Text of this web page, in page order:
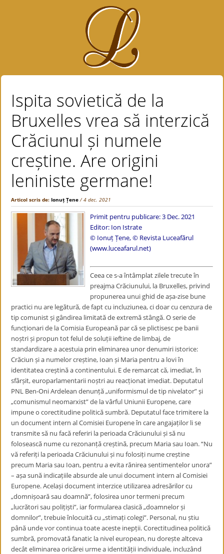
Ispita sovietică de la
Bruxelles vrea să interzică
Crăciunul și numele
creștine. Are origini
leniniste germane!
Articol scris de:Ionuț Țene / 4 dec. 2021
Primit pentru publicare: 3 Dec. 2021
Editor: Ion Istrate
© Ionuț Țene, © Revista Luceafărul
(www.luceafarul.net)
Ceea ce s-a întâmplat zilele trecute în
preajma Crăciunului, la Bruxelles, privind
propunerea unui ghid de așa-zise bune
practici nu are legătură, de fapt cu incluziunea, ci doar cu cenzura de
tip comunist și gândirea limitată de extremă stângă. O serie de
funcționari de la Comisia Europeană par că se plictisesc pe banii
noștri și propun tot felul de soluții ieftine de limbaj, de
standardizare a acestuia prin eliminarea unor denumiri istorice:
Crăciun și a numelor creștine, Ioan și Maria pentru a lovi în
identitatea creștină a continentului. E de remarcat că, imediat, în
sfârșit, europarlamentarii noștri au reacționat imediat. Deputatul
PNL Ben-Oni Ardelean denunță „uniformismul de tip nivelator” și
„comunismul neomarxist” de la vârful Uniunii Europene, care
impune o corectitudine politică sumbră. Deputatul face trimitere la
un document intern al Comisiei Europene în care angajaților li se
transmite să nu facă referiri la perioada Crăciunului și să nu
folosească nume cu rezonanță creștină, precum Maria sau Ioan. “Nu
vă referiți la perioada Crăciunului și nu folosiți nume creștine
precum Maria sau Ioan, pentru a evita rănirea sentimentelor unora”
– așa sună indicațiile absurde ale unui document intern al Comisiei
Europene. Același document interzice utilizarea adresărilor cu
„domnișoară sau doamnă”, folosirea unor termeni precum
„lucrători sau polițiști”, iar formularea clasică „doamnelor și
domnilor”, trebuie înlocuită cu „stimați colegi”. Personal, nu știu
până unde vor continua toate aceste inepții. Corectitudinea politică
sumbră, promovată fanatic la nivel european, nu dorește altceva
decât eliminarea oricărei urme a identității individuale, incluzând